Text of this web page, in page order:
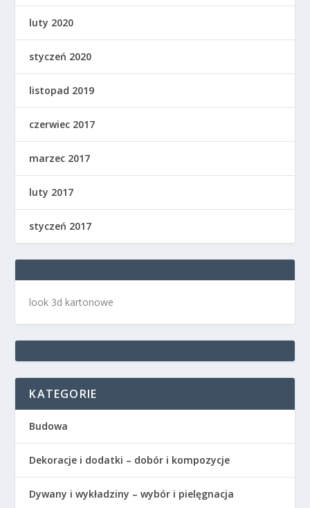
luty 2020
styczeń 2020
listopad 2019
czerwiec 2017
marzec 2017
luty 2017
styczeń 2017
look 3d kartonowe
KATEGORIE
Budowa
Dekoracje i dodatki – dobór i kompozycje
Dywany i wykładziny – wybór i pielęgnacja